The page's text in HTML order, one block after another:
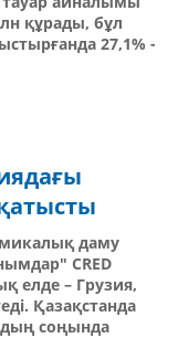
құрады, бұл
27,1% -
даму
CRED
елде – Грузия,
Қазақстанда
соңында